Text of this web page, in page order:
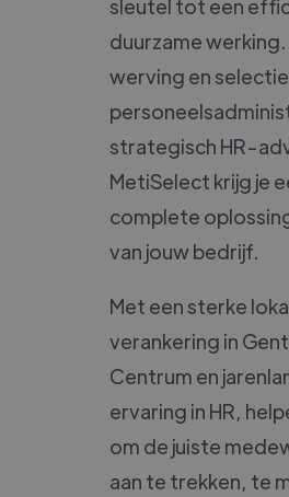
sleutel tot een
duurzame werking.
werving en
strategisch HR-
MetiSelect krijg je
complete
van jouw bedrijf.
Met een sterke
verankering in
Centrum en
ervaring in HR,
om de juiste
aan te trekken, te